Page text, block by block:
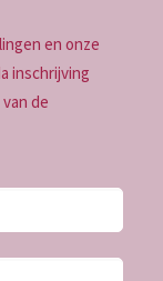
en onze
inschrijving
de